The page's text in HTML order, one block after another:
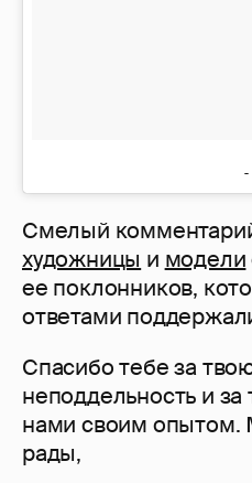
Смелый
художницы и модели
ее поклонников,
ответами
Спасибо тебе за
неподдельность и за
нами своим опытом.
рады,